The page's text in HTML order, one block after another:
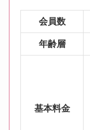
会員数
年齢層
基本料金